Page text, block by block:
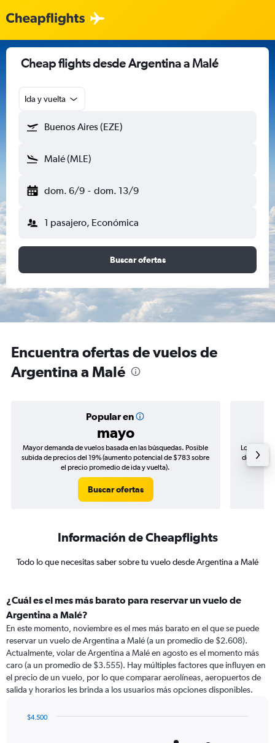
Cheap flights desde Argentina a Malé
Ida y vuelta
Buenos Aires (EZE)
Malé (MLE)
dom. 6/9 - dom. 13/9
1 pasajero, Económica
Buscar ofertas
Encuentra ofertas de vuelos de
Argentina a Malé
Popular en
mayo
Mayor demanda de vuelos basada en las búsquedas. Posible
subida de precios del 19% (aumento potencial de $783 sobre
el precio promedio de ida y vuelta).
Buscar ofertas
Los
de
Información de Cheapflights
Todo lo que necesitas saber sobre tu vuelo desde Argentina a Malé
¿Cuál es el mes más barato para reservar un vuelo de
Argentina a Malé?
En este momento, noviembre es el mes más barato en el que se puede
reservar un vuelo de Argentina a Malé (a un promedio de $2.608).
Actualmente, volar de Argentina a Malé en agosto es el momento más
caro (a un promedio de $3.555). Hay múltiples factores que influyen en
el precio de un vuelo, por lo que comparar aerolíneas, aeropuertos de
salida y horarios les brinda a los usuarios más opciones disponibles.
$4.500